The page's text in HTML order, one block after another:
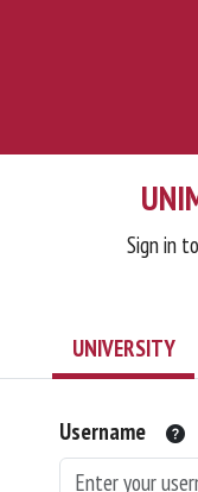
Sign in
UNIVERSITY
Username